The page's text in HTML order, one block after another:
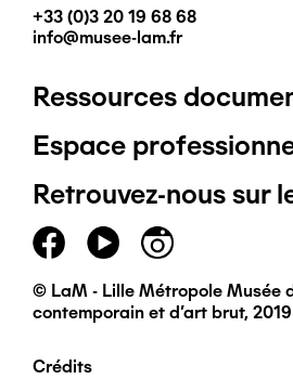
+33 (0)3 20 19 68 68
info@musee-lam.fr
Pied
de
page
principal
Ressources
Espace
Retrouvez-nous sur
© LaM - Lille Métropole Musée
contemporain et d'art brut, 2019
Crédits